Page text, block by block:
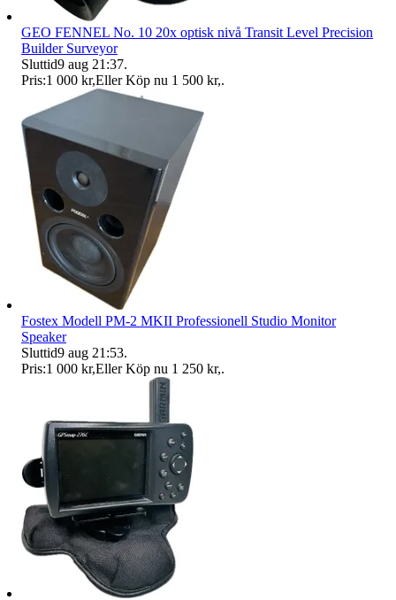
GEO FENNEL No. 10 20x optisk nivå Transit Level Precision
Builder Surveyor
Sluttid9 aug 21:37.
Pris:1 000 kr,Eller Köp nu 1 500 kr,.
Fostex Modell PM-2 MKII Professionell Studio Monitor
Speaker
Sluttid9 aug 21:53.
Pris:1 000 kr,Eller Köp nu 1 250 kr,.